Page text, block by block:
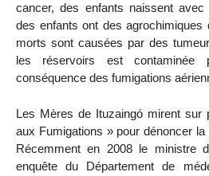
cancer, des enfants naissent
des enfants ont des
morts sont causées par des
les réservoirs est contaminée
conséquence des fumigations
Les Mères de Ituzaingó mirent sur
aux Fumigations » pour dénoncer la
Récemment en 2008 le ministre
enquête du Département de